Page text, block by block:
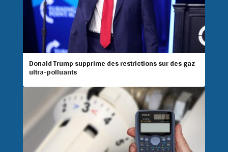
Donald Trump supprime des restrictions sur des gaz
ultra-polluants